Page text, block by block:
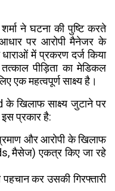
शर्मा ने घटना की पुष्टि करते
पर आरोपी मैनेजर के
में प्रकरण दर्ज किया
पीड़िता का मेडिकल
एक महत्वपूर्ण साक्ष्य है।
खिलाफ साक्ष्य जुटाने पर
प्रकार है:
और आरोपी के खिलाफ
मैसेज) एकत्र किए जा रहे
कर उसकी गिरफ्तारी